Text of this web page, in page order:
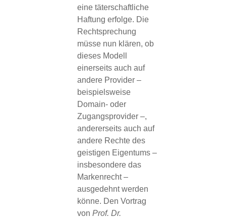
eine täterschaftliche
Haftung erfolge. Die
Rechtsprechung
müsse nun klären, ob
dieses Modell
einerseits auch auf
andere Provider –
beispielsweise
Domain- oder
Zugangsprovider –,
andererseits auch auf
andere Rechte des
geistigen Eigentums –
insbesondere das
Markenrecht –
ausgedehnt werden
könne. Den Vortrag
von Prof. Dr.